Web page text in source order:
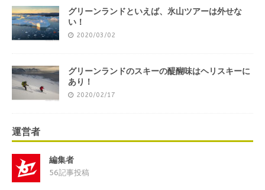
グリーンランドといえば、氷山ツアーは外せな
い！
2020/03/02
グリーンランドのスキーの醍醐味はヘリスキーに
あり！
2020/02/17
運営者
編集者
56記事投稿